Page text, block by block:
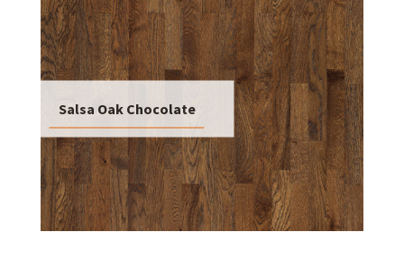
Salsa Oak Chocolate